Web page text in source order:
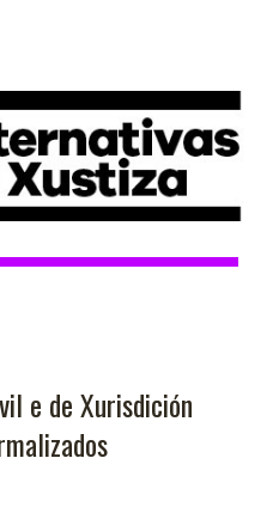
e de Xurisdición